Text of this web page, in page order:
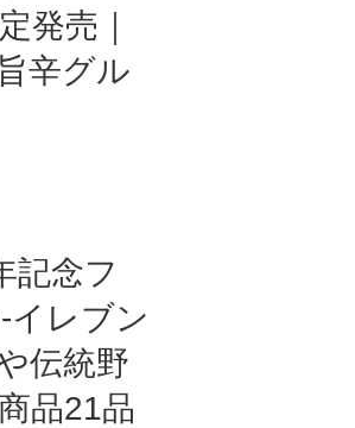
発売｜
辛グル
記念フ
イレブン
伝統野
品21品